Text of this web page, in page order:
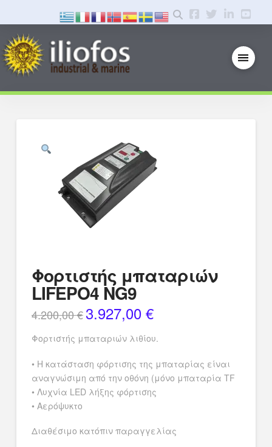
Φορτιστής μπαταριών
LIFEPO4 NG9
4.200,00€ Original
price
4.200,00 €.
3.927,00 €Η
τρέχουσα
είναι:
3.927,00 €.
Φορτιστής μπαταριών λιθίου.
• Η κατάσταση φόρτισης της μπαταρίας είναι
αναγνώσιμη από την οθόνη (μόνο μπαταρία TF
• Λυχνία LED λήξης φόρτισης
• Αερόψυκτο
Διαθέσιμο κατόπιν παραγγελίας